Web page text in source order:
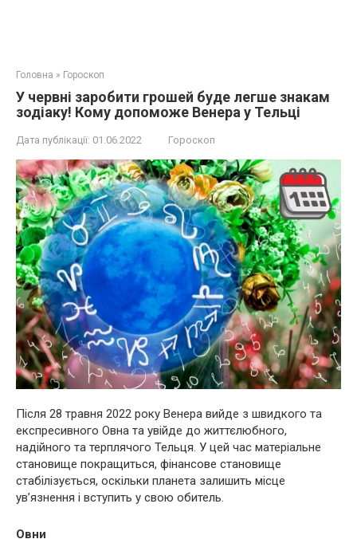
Головна » Гороскоп
У червні заробити грошей буде легше знакам
зодіаку! Кому допоможе Венера у Тельці
Дата публікації: 01.06.2022 Гороскоп
Після 28 травня 2022 року Венера вийде з швидкого та
експресивного Овна та увійде до життєлюбного,
надійного та терплячого Тельця. У цей час матеріальне
становище покращиться, фінансове становище
стабілізується, оскільки планета залишить місце
ув’язнення і вступить у свою обитель.
Овни